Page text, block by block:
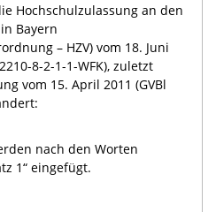
Hochschulzulassung an den
Bayern
– HZV) vom 18. Juni
8-2-1-1-WFK), zuletzt
vom 15. April 2011 (GVBl
nach den Worten
1“ eingefügt.